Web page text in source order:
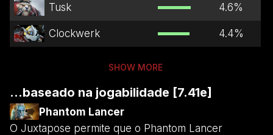
Tusk 4.6%
Clockwerk 4.4%
SHOW MORE
...baseado na jogabilidade [7.41e]
Phantom Lancer
O Juxtapose permite que o Phantom Lancer